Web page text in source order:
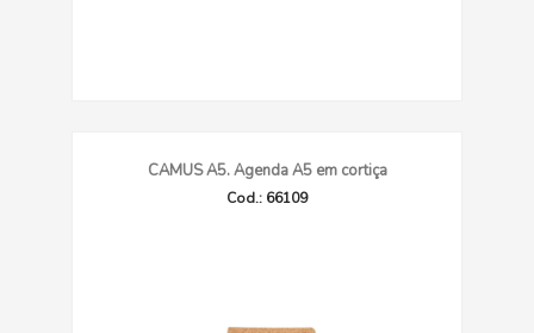
CAMUS A5. Agenda A5 em cortiça
Cod.: 66109